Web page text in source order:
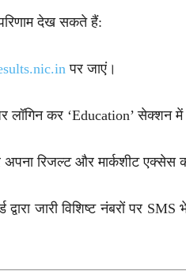
देख सकते हैं:
पर जाएं।
लॉगिन कर ‘Education’ सेक्शन
अपना रिजल्ट और मार्कशीट
द्वारा जारी विशिष्ट नंबरों पर